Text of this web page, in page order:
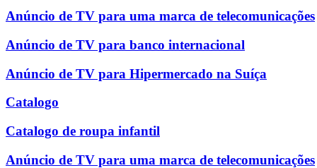
Anúncio de TV para uma marca de telecomunicações
Anúncio de TV para banco internacional
Anúncio de TV para Hipermercado na Suíça
Catalogo
Catalogo de roupa infantil
Anúncio de TV para uma marca de telecomunicações